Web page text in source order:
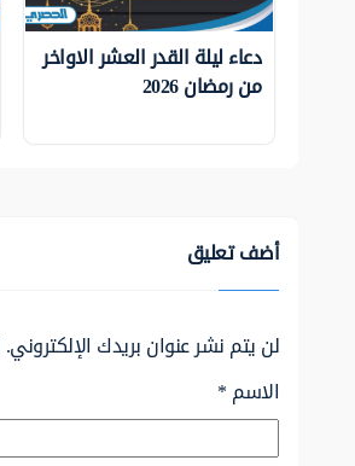
دعاء ليلة القدر العشر الاواخر
من رمضان 2026
أضف تعليق
لن يتم نشر عنوان بريدك الإلكتروني.
الاسم*